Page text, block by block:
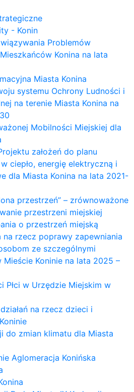
- Konin
Problemów
Konina na lata
Miasta Konina
systemu Ochrony Ludności i
na terenie Miasta Konina na
Mobilności Miejskiej dla
założeń do planu
ciepło, energię elektryczną i
dla Miasta Konina na lata 2021-
przestrzeń” – zrównoważone
przestrzeni miejskiej
o przestrzeń miejską
na rzecz poprawy zapewniania
ze szczególnymi
Koninie na lata 2025 –
Płci w Urzędzie Miejskim w
na rzecz dzieci i
do zmian klimatu dla Miasta
Aglomeracja Konińska